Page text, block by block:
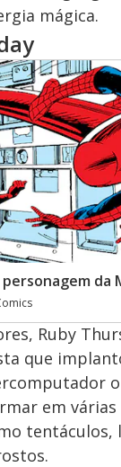
mágica.
da
Ruby
que
em várias
tentáculos,